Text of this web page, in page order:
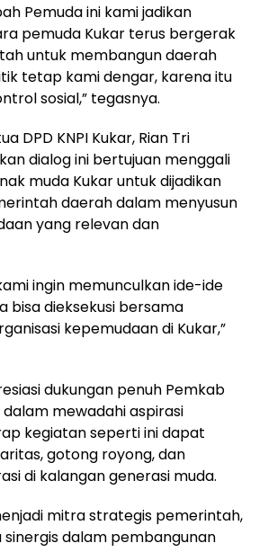
Pemuda ini kami jadikan
pemuda Kukar terus bergerak
untuk membangun daerah
tetap kami dengar, karena itu
sosial,” tegasnya.
DPD KNPI Kukar, Rian Tri
dialog ini bertujuan menggali
muda Kukar untuk dijadikan
daerah dalam menyusun
yang relevan dan
ingin memunculkan ide-ide
bisa dieksekusi bersama
kepemudaan di Kukar,”
dukungan penuh Pemkab
mewadahi aspirasi
kegiatan seperti ini dapat
gotong royong, dan
di kalangan generasi muda.
mitra strategis pemerintah,
dalam pembangunan